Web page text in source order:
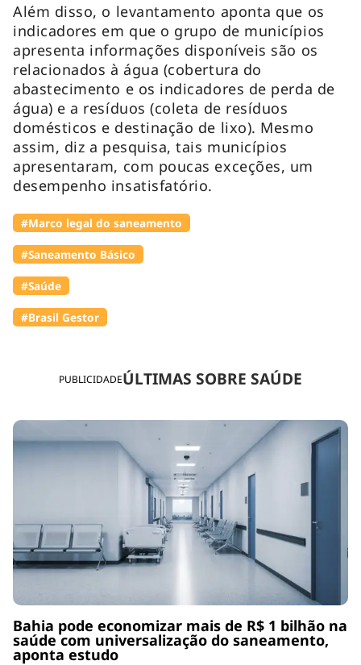
PUBLICIDADEÚLTIMAS SOBRE SAÚDE
Bahia pode economizar mais de R$ 1 bilhão na
saúde com universalização do saneamento,
aponta estudo
Além disso, o levantamento aponta que os
indicadores em que o grupo de municípios
apresenta informações disponíveis são os
relacionados à água (cobertura do
abastecimento e os indicadores de perda de
água) e a resíduos (coleta de resíduos
domésticos e destinação de lixo). Mesmo
assim, diz a pesquisa, tais municípios
apresentaram, com poucas exceções, um
desempenho insatisfatório.
#Marco legal do saneamento
#Saneamento Básico
#Saúde
#Brasil Gestor